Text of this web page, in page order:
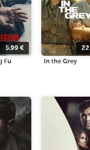
5.99€
Fu
In the Grey